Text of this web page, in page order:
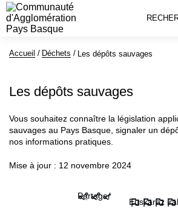
Accueil Déchets Page active :
Les dépôts sauvages
Les dépôts sauvages
Vous souhaitez connaître la législation
sauvages au Pays Basque, signaler un
nos informations pratiques.
Mise à jour : 12 novembre 2024
Partager
Euskaraz